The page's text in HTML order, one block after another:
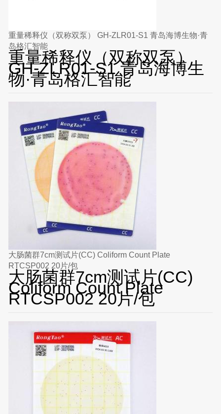
重量稀释仪（双称双泵） GH-ZLR01-S1 青岛海博生物·青
岛格汇智能
重量稀释仪（双称双泵）
GH-ZLR01-S1 青岛海博生
物·青岛格汇智能
大肠菌群7cm测试片(CC) Coliform Count Plate
RTCSP002 20片/包
大肠菌群7cm测试片(CC)
Coliform Count Plate
RTCSP002 20片/包